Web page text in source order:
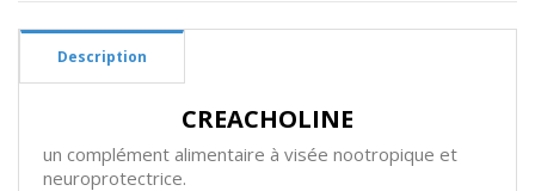
Description
CREACHOLINE
un complément alimentaire à visée nootropique et
neuroprotectrice.